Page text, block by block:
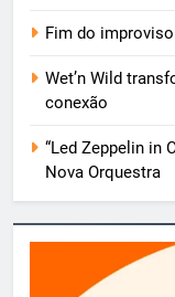
Fim do
Wet’n Wild
conexão
“Led Zeppelin in
Nova Orquestra